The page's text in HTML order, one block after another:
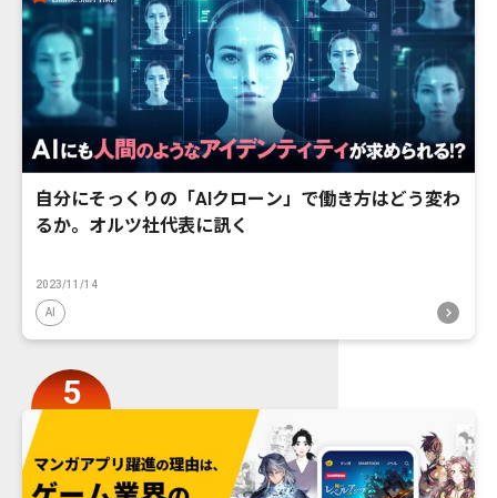
自分にそっくりの「AIクローン」で働き方はどう変わ
るか。オルツ社代表に訊く
2023/11/14
AI